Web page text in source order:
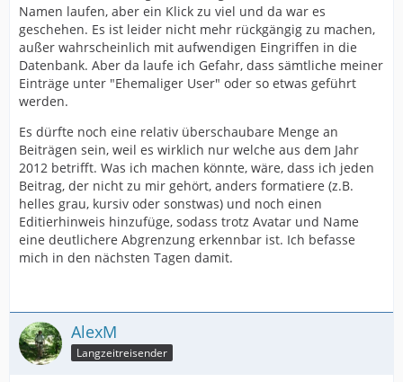
Namen laufen, aber ein Klick zu viel und da war es
geschehen. Es ist leider nicht mehr rückgängig zu machen,
außer wahrscheinlich mit aufwendigen Eingriffen in die
Datenbank. Aber da laufe ich Gefahr, dass sämtliche meiner
Einträge unter "Ehemaliger User" oder so etwas geführt
werden.
Es dürfte noch eine relativ überschaubare Menge an
Beiträgen sein, weil es wirklich nur welche aus dem Jahr
2012 betrifft. Was ich machen könnte, wäre, dass ich jeden
Beitrag, der nicht zu mir gehört, anders formatiere (z.B.
helles grau, kursiv oder sonstwas) und noch einen
Editierhinweis hinzufüge, sodass trotz Avatar und Name
eine deutlichere Abgrenzung erkennbar ist. Ich befasse
mich in den nächsten Tagen damit.
AlexM
Langzeitreisender